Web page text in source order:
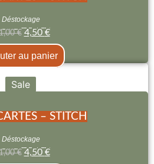
Déstockage
€ 4,50 €
au panier
Sale
– STITCH
Déstockage
€ 4,50 €